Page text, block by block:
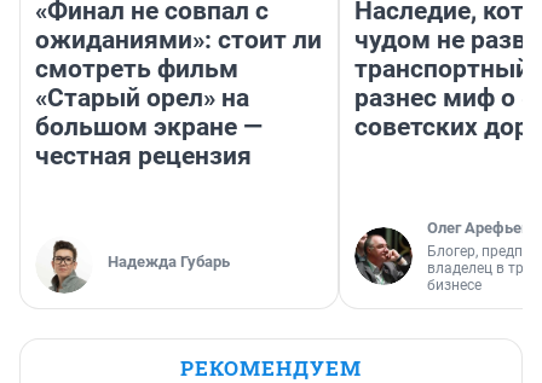
«Финал не совпал с
ожиданиями»: стоит ли
смотреть фильм
«Старый орел» на
большом экране —
честная рецензия
Надежда Губарь
Наследие,
чудом не
транспортный
разнес миф о
советских
Олег Арефьев
Блогер,
владелец в
бизнесе
РЕКОМЕНДУЕМ